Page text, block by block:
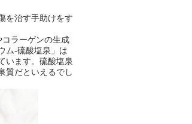
なたの心のつぶや
師に相談するこ
ビスです。
を治す手助けをす
ラーゲンの生成
ム-硫酸塩泉」は
います。硫酸塩泉
質だといえるでし